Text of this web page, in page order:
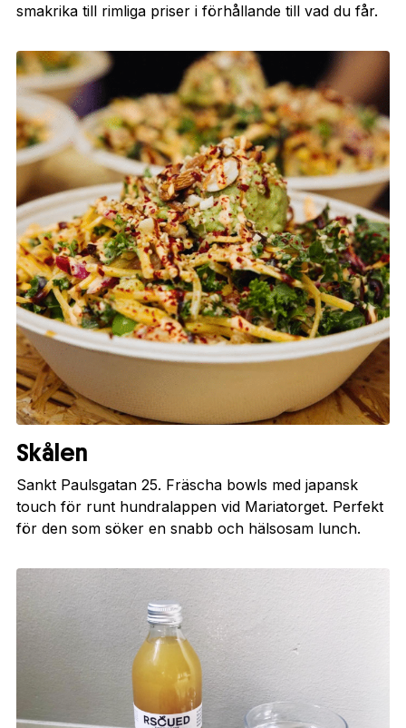
smakrika till rimliga priser i förhållande till vad du får.
Skålen
Sankt Paulsgatan 25. Fräscha bowls med japansk
touch för runt hundralappen vid Mariatorget. Perfekt
för den som söker en snabb och hälsosam lunch.